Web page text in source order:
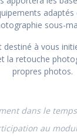
sous-
destiné à vous
la retouche
propres photos.
dans le
au